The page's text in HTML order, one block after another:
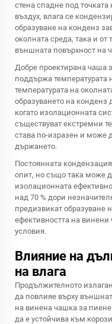
стена спадне под
въздух, влага се
образуване на конденз
околната среда, така и
външната повърхност на
Добре проектирана чаша
поддържа температурата
температурата на
образуването на
когато изолационната
съществуват екстремни
става по-изразен и може
държането.
Постоянната
опит, но също така може
изолационната
над 70 % дори
предизвикат образуване
ефективността на
условия.
Влияние на
на влага
Продължителното
да повлияе върху
на винена чашка за
да е устойчива към